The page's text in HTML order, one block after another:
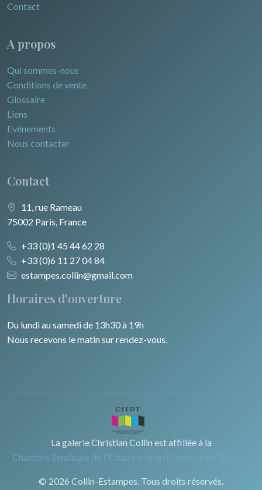
Contact
A propos
Qui sommes-nous
Conditions de vente
Glossaire
Liens
Evénements
Nous contacter
Contact
11, rue Rameau
75002 Paris, France
+33 (0)1 45 44 62 28
+33 (0)6 11 27 04 84
estampes.collin@gmail.com
Horaires d'ouverture
Du lundi au samedi de 13h30 à 19h
Nous recevons le matin sur rendez-vous.
La galerie Christian Collin est affiliée à la
Chambre Syndicale de l'Estampe et du Dessin et du Tableau.
© 2026 Collin-Estampes. Tous droits réservés.